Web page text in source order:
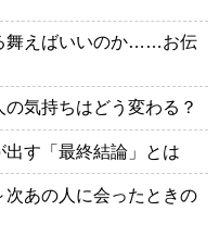
舞えばいいのか……お伝
気持ちはどう変わる？
す「最終結論」とは
あの人に会ったときの